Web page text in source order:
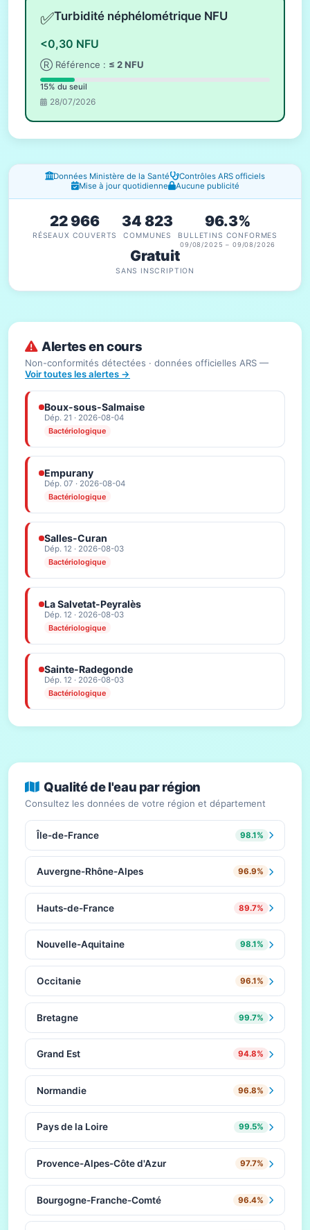
✅Turbidité néphélométrique NFU
<0,30 NFU
Ⓡ Référence : ≤ 2 NFU
15% du seuil
28/07/2026
Fenêtres d'information
Données Ministère de la Santé
Contrôles ARS officiels
Mise à jour quotidienne
Aucune publicité
22 966
RÉSEAUX COUVERTS
34 823
COMMUNES
96.3%
BULLETINS CONFORMES
09/08/2025 – 09/08/2026
Gratuit
SANS INSCRIPTION
Alertes en cours
Non-conformités détectées · données officielles ARS —
Voir toutes les alertes →
Boux-sous-Salmaise
Dép. 21 · 2026-08-04
Bactériologique
Empurany
Dép. 07 · 2026-08-04
Bactériologique
Salles-Curan
Dép. 12 · 2026-08-03
Bactériologique
La Salvetat-Peyralès
Dép. 12 · 2026-08-03
Bactériologique
Sainte-Radegonde
Dép. 12 · 2026-08-03
Bactériologique
Qualité de l'eau par région
Consultez les données de votre région et département
Île-de-France 98.1%
Auvergne-Rhône-Alpes 96.9%
Hauts-de-France 89.7%
Nouvelle-Aquitaine 98.1%
Occitanie 96.1%
Bretagne 99.7%
Grand Est 94.8%
Normandie 96.8%
Pays de la Loire 99.5%
Provence-Alpes-Côte d'Azur 97.7%
Bourgogne-Franche-Comté 96.4%